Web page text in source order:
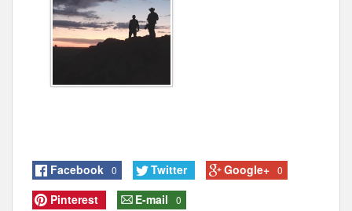
Facebook 0 Twitter Google+ 0
Pinterest E-mail 0